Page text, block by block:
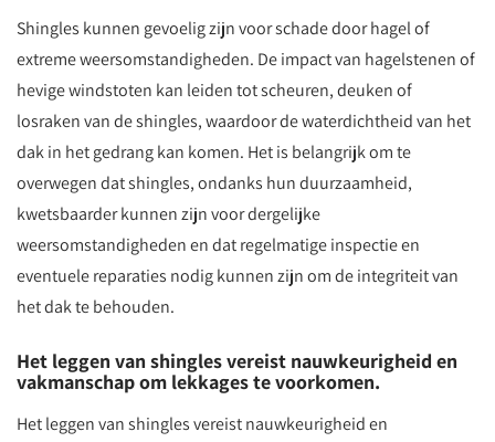
Shingles kunnen gevoelig zijn voor schade door hagel of
extreme weersomstandigheden. De impact van hagelstenen of
hevige windstoten kan leiden tot scheuren, deuken of
losraken van de shingles, waardoor de waterdichtheid van het
dak in het gedrang kan komen. Het is belangrijk om te
overwegen dat shingles, ondanks hun duurzaamheid,
kwetsbaarder kunnen zijn voor dergelijke
weersomstandigheden en dat regelmatige inspectie en
eventuele reparaties nodig kunnen zijn om de integriteit van
het dak te behouden.
Het leggen van shingles vereist nauwkeurigheid en
vakmanschap om lekkages te voorkomen.
Het leggen van shingles vereist nauwkeurigheid en